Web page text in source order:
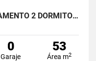
TRES CRUCES VENTA APARTAMENTO 2 DORMITORIOS PRIMER PISO POR ESCALERA
0
Garaje
53
Área m2